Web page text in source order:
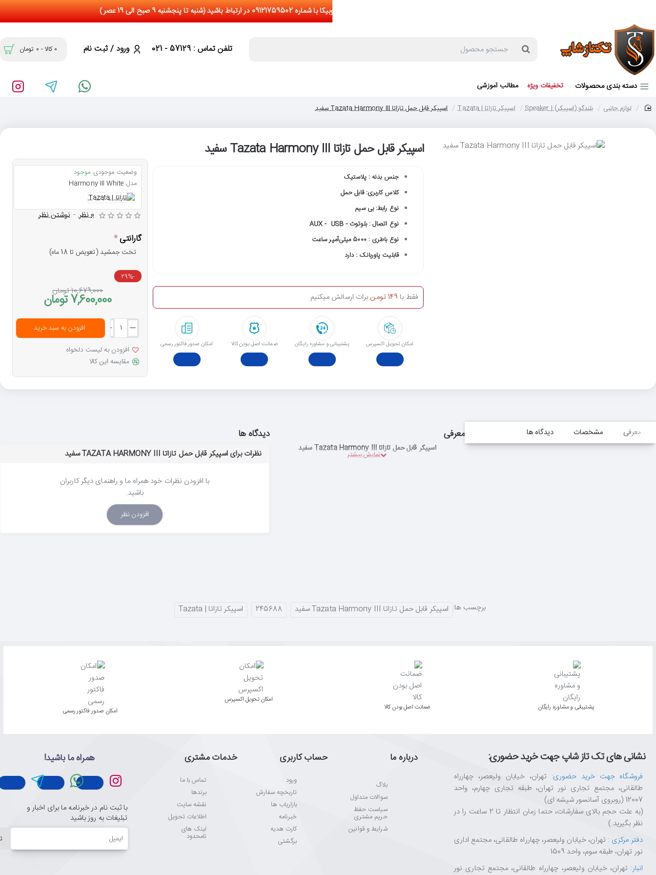
جستجو
تلفن تماس : 57129 - 021 ورود / ثبت نام 0 کالا - 0 تومان
دسته بندی محصولات تخفیفات ویژه مطالب آموزشی
لوازم جانبی بلندگو (اسپیکر) | Speaker اسپیکر تازاتا | Tazata اسپیکر قابل حمل تازاتا Tazata Harmony III سفید
اسپیکر قابل حمل تازاتا Tazata Harmony III سفید
جنس بدنه : پلاستیک
کلاس کاربری: قابل حمل
نوع رابط: بی سیم
نوع اتصال : بلوتوث - AUX - USB
نوع باطری : 5000 میلی‌آمپر ساعت
قابلیت پاوربانک : دارد
امکان تحویل اکسپرس پشتیبانی و مشاوره رایگان ﺿﻤﺎﻧﺖ اﺻﻞ ﺑﻮدن ﮐﺎﻟﺎ امکان صدور فاکتور رسمی
فقط با 149 تومن برات ارسالش میکنیم
وضعیت موجودی:موجود
مدل:Harmony III White
0 نظر - نوشتن نظر
گارانتی
تخت جمشید (تعویض تا 18 ماه)
-29%
7,600,000 تومان
10,679,000 تومان
افزودن به سبد خرید
افزودن به لیست دلخواه
مقایسه این کالا
معرفی مشخصات دیدگاه ها معرفی
اسپیکر قابل حمل تازاتا Tazata Harmony III سفید
دیدگاه ها
نظرات برای اسپیکر قابل حمل تازاتا TAZATA HARMONY III سفید
با افزودن نظرات خود همراه ما و راهنمای دیگر کاربران
باشید.
افزودن نظر
برچسب ها: اسپیکر قابل حمل تازاتا Tazata Harmony III سفید 245688 اسپیکر تازاتا | Tazata
پشتیبانی و مشاوره رایگان ﺿﻤﺎﻧﺖ اﺻﻞ ﺑﻮدن ﮐﺎﻟﺎ
اﻣﮑﺎن ﺗﺤﻮﯾﻞ اﮐﺴﭙﺮس
امکان صدور فاکتور رسمی
نشانی های تک تاز شاپ جهت خرید حضوری:
فروشگاه جهت خرید حضوری: تهران، خیابان ولیعصر، چهارراه
طالقانی، مجتمع تجاری نور تهران، طبقه تجاری چهارم، واحد
12007 (روبروی آسانسور شیشه ای)
(به علت حجم بالای سفارشات، حتما زمان انتظار تا 2 ساعت را در
نظر بگیرید.)
دفتر مرکزی : تهران، خیابان ولیعصر، چهارراه طالقانی، مجتمع اداری
نور تهران، طبقه سوم، واحد 1509
انبار: تهران، خیابان ولیعصر، چهارراه طالقانی، مجتمع تجاری نور
درباره ما
بلاگ
سوالات متداول
سیاست حفظ
حریم مشتری
شرایط و قوانین
حساب کاربری
ورود
تاریخچه سفارش
بازاریاب ها
خبرنامه
کارت هدیه
برگشتی
خدمات مشتری
تماس با ما
برندها
نقشه سایت
اطلاعات تحویل
لینک های
نامحدود
همراه ما باشید!
با ثبت نام در خبرنامه ما برای اخبار و
تبلیغات به روز باشید
ایمیل